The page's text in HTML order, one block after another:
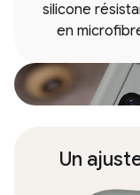
silicone
en
Un